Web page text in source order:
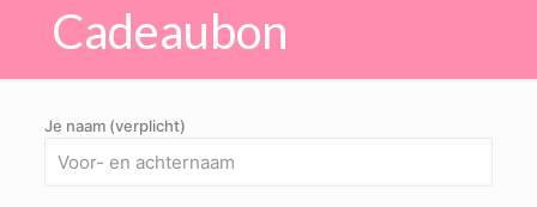
Cadeaubon
Je naam (verplicht)